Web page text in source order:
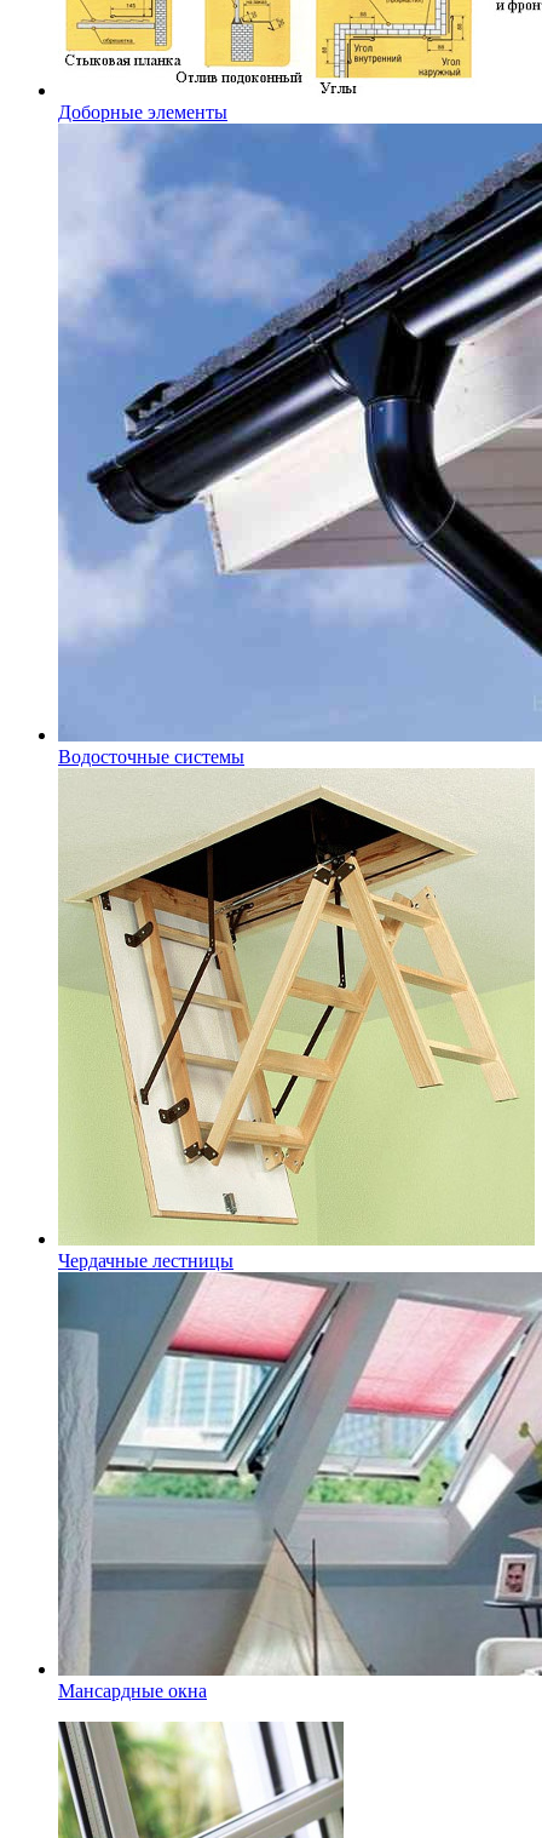
Доборные элементы
Водосточные системы
Чердачные лестницы
Мансардные окна